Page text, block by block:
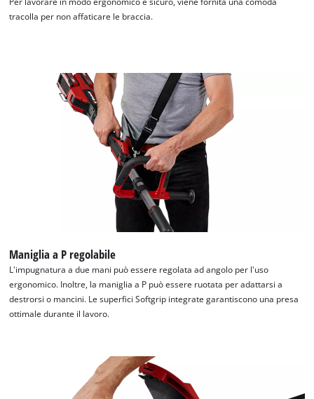
tracolla per non affaticare le braccia.
Maniglia a P regolabile
L'impugnatura a due mani può essere regolata ad angolo per l'uso
ergonomico. Inoltre, la maniglia a P può essere ruotata per adattarsi a
destrorsi o mancini. Le superfici Softgrip integrate garantiscono una presa
ottimale durante il lavoro.